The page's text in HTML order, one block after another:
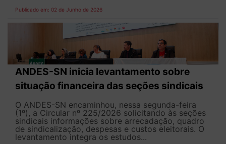
Publicado em: 02 de Junho de 2026
ANDES-SN inicia levantamento sobre
situação financeira das seções sindicais
O ANDES-SN encaminhou, nessa segunda-feira
(1º), a Circular nº 225/2026 solicitando às seções
sindicais informações sobre arrecadação, quadro
de sindicalização, despesas e custos eleitorais. O
levantamento integra os estudos...